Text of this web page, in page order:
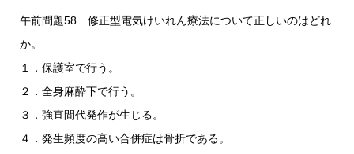
午前問題58 修正型電気けいれん療法について正しいのはどれ
か。
１．保護室で行う。
２．全身麻酔下で行う。
３．強直間代発作が生じる。
４．発生頻度の高い合併症は骨折である。